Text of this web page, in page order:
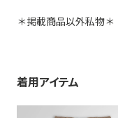
＊掲載商品以外私物＊
着用アイテム